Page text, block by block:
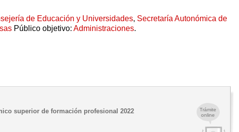
de Educación y Universidades, Secretaría Autonómica de
Público objetivo:Administraciones.
Trámite
online
superior de formación profesional 2022